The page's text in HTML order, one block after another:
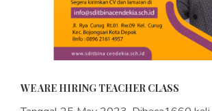
WE ARE HIRING TEACHER CLASS